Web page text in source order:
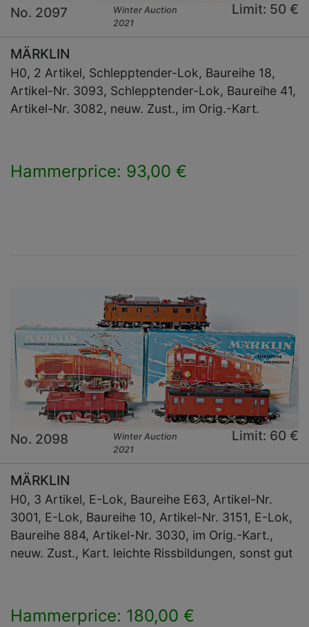
No. 2097
Winter Auction
2021
Limit: 50 €
MÄRKLIN
H0, 2 Artikel, Schlepptender-Lok, Baureihe 18,
Artikel-Nr. 3093, Schlepptender-Lok, Baureihe 41,
Artikel-Nr. 3082, neuw. Zust., im Orig.-Kart.
Hammerprice: 93,00 €
No. 2098
Winter Auction
2021
Limit: 60 €
MÄRKLIN
H0, 3 Artikel, E-Lok, Baureihe E63, Artikel-Nr.
3001, E-Lok, Baureihe 10, Artikel-Nr. 3151, E-Lok,
Baureihe 884, Artikel-Nr. 3030, im Orig.-Kart.,
neuw. Zust., Kart. leichte Rissbildungen, sonst gut
Hammerprice: 180,00 €